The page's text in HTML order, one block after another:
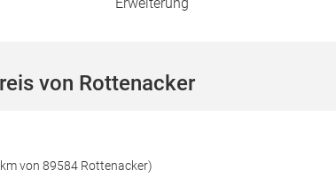
von Rottenacker
von 89584 Rottenacker)